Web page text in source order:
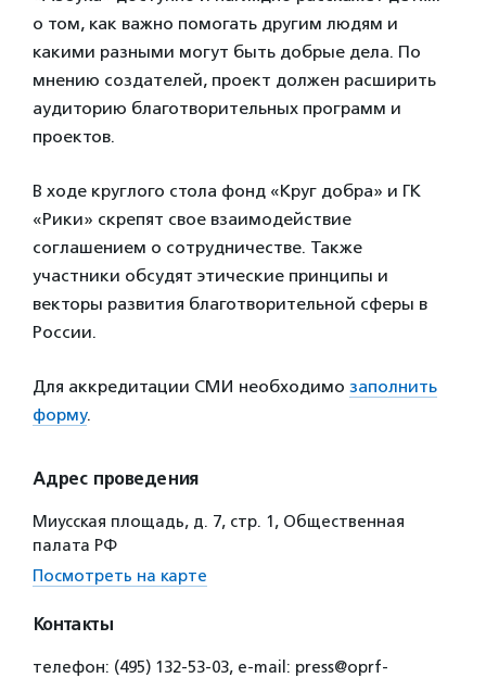
о том, как важно помогать другим людям и
какими разными могут быть добрые дела. По
мнению создателей, проект должен расширить
аудиторию благотворительных программ и
проектов.
В ходе круглого стола фонд «Круг добра» и ГК
«Рики» скрепят свое взаимодействие
соглашением о сотрудничестве. Также
участники обсудят этические принципы и
векторы развития благотворительной сферы в
России.
Для аккредитации СМИ необходимо заполнить
форму.
Адрес проведения
Миусская площадь, д. 7, стр. 1, Общественная
палата РФ
Посмотреть на карте
Контакты
телефон: (495) 132-53-03, e-mail: press@oprf-